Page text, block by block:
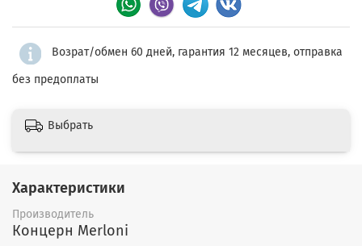
Возрат/обмен 60 дней, гарантия 12 месяцев, отправка
без предоплаты
Выбрать
Характеристики
Производитель
Концерн Merloni